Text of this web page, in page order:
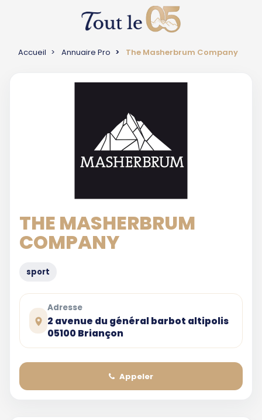
Accueil Annuaire Pro The Masherbrum Company
THE MASHERBRUM
COMPANY
sport
Adresse
2 avenue du général barbot altipolis
05100 Briançon
Appeler